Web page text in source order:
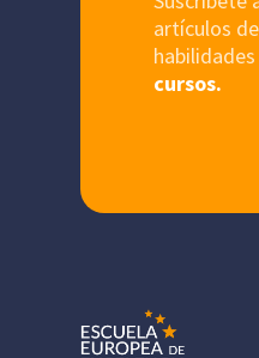
artículos
cursos.